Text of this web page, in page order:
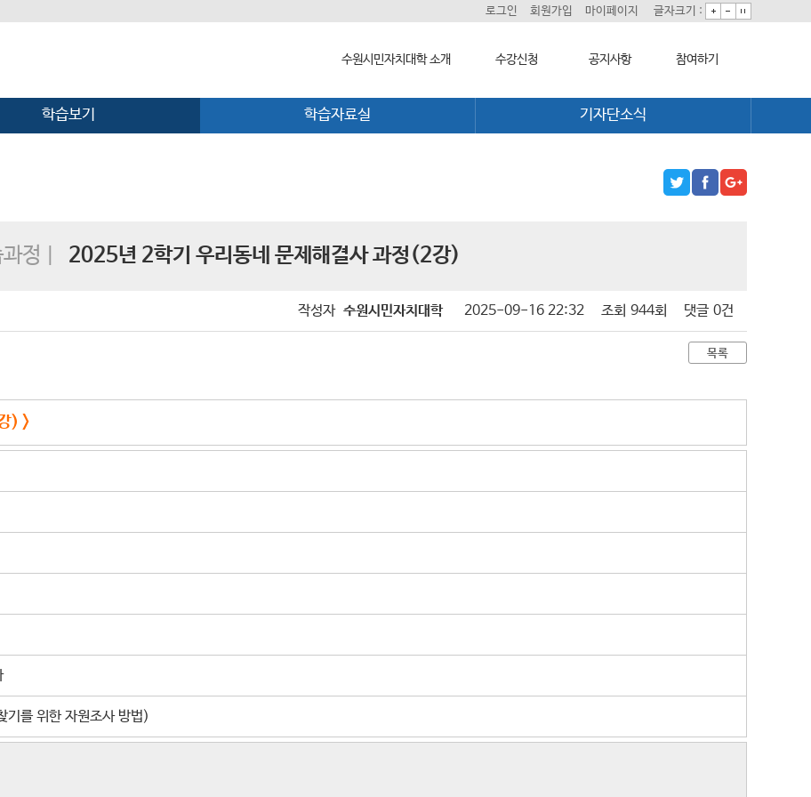
수원시민자치대학 소개
수원시민자치대학 소개
수강신청 공지사항
대학소식
참여하기
자치동아리
로그인 회원가입 마이페이지 글자크기 :
학습보기 학습자료실 기자단소식
정 | 2025년 2학기 우리동네 문제해결사 과정(2강)
작성자 수원시민자치대학 2025-09-16 22:32 조회 944회 댓글 0건
목록
) >
기를 위한 자원조사 방법)